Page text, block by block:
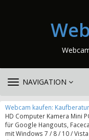
TOGGLE
NAVIGATION
Webcam kaufen:
HD Computer Kamera Mini
für Google Hangouts,
mit Windows 7 / 8 / 10 / Vista